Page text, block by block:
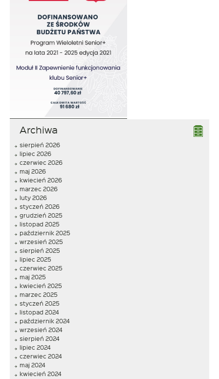
Archiwa
sierpień 2026
lipiec 2026
czerwiec 2026
maj 2026
kwiecień 2026
marzec 2026
luty 2026
styczeń 2026
grudzień 2025
listopad 2025
październik 2025
wrzesień 2025
sierpień 2025
lipiec 2025
czerwiec 2025
maj 2025
kwiecień 2025
marzec 2025
styczeń 2025
listopad 2024
październik 2024
wrzesień 2024
sierpień 2024
lipiec 2024
czerwiec 2024
maj 2024
kwiecień 2024